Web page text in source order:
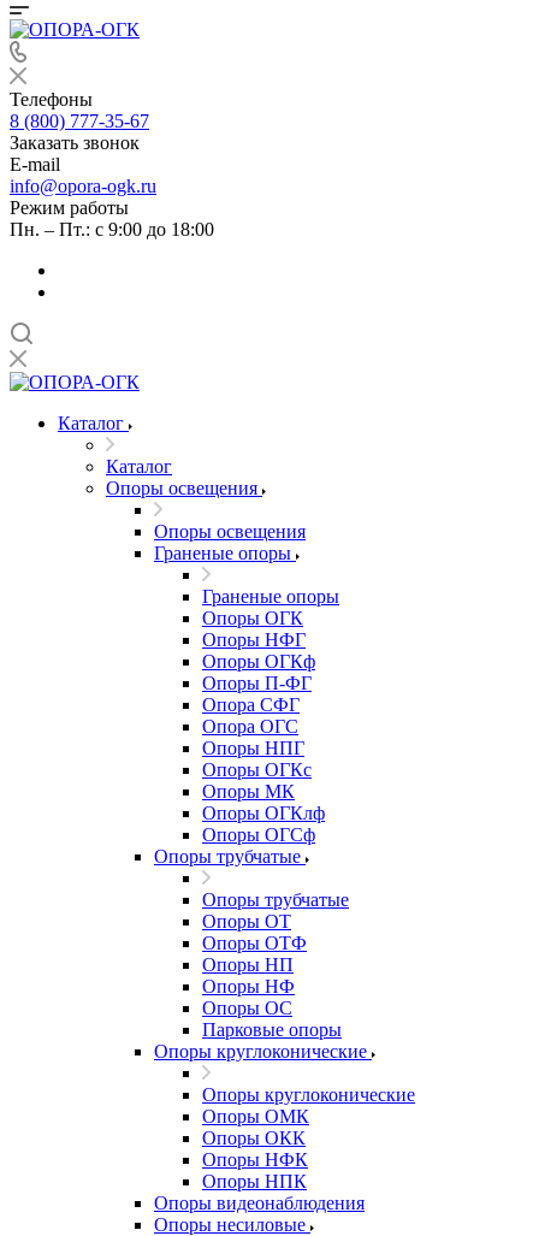
Телефоны
8 (800) 777-35-67
Заказать звонок
E-mail
info@opora-ogk.ru
Режим работы
Пн. – Пт.: с 9:00 до 18:00
Каталог
Каталог
Опоры освещения
Опоры освещения
Граненые опоры
Граненые опоры
Опоры ОГК
Опоры НФГ
Опоры ОГКф
Опоры П-ФГ
Опора СФГ
Опора ОГС
Опоры НПГ
Опоры ОГКс
Опоры МК
Опоры ОГКлф
Опоры ОГСф
Опоры трубчатые
Опоры трубчатые
Опоры ОТ
Опоры ОТФ
Опоры НП
Опоры НФ
Опоры ОС
Парковые опоры
Опоры круглоконические
Опоры круглоконические
Опоры ОМК
Опоры ОКК
Опоры НФК
Опоры НПК
Опоры видеонаблюдения
Опоры несиловые